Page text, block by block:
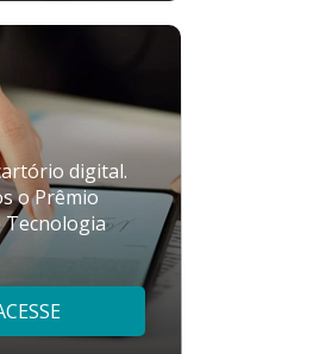
digital.
o Prêmio
Tecnologia